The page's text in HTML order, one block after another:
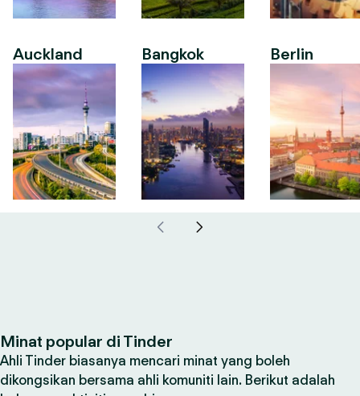
Auckland Bangkok Berlin
Minat popular di Tinder
Ahli Tinder biasanya mencari minat yang boleh
dikongsikan bersama ahli komuniti lain. Berikut adalah